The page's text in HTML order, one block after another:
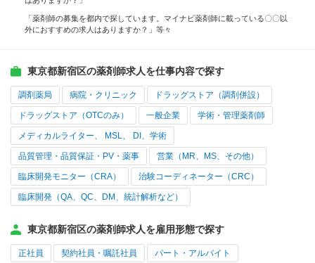
「薬剤師の募集を都内で探しています。マイナビ薬剤師に載っている〇〇以
外におすすめの求人はありますか？」等々
東京都新宿区の薬剤師求人を仕事内容で探す
調剤薬局 病院・クリニック ドラッグストア（調剤併設）
ドラッグストア（OTCのみ） 一般企業 学術・管理薬剤師
メディカルライター、 MSL、 DI、学術
品質管理・品質保証・PV・薬事 営業（MR、MS、その他）
臨床開発モニター（CRA） 治験コーディネーター（CRC）
臨床開発（QA、QC、DM、統計解析など）
東京都新宿区の薬剤師求人を雇用形態で探す
正社員 契約社員・嘱託社員 パート・アルバイト